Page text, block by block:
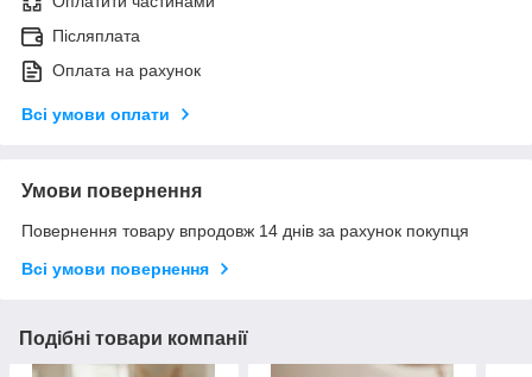
Післяплата
Оплата на рахунок
Всі умови оплати
Умови повернення
Повернення товару впродовж 14 днів за рахунок покупця
Всі умови повернення
Подібні товари компанії